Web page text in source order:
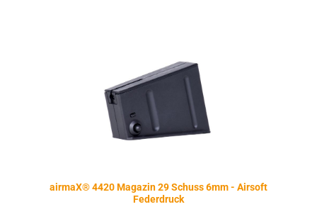
airmaX® 4420 Magazin 29 Schuss 6mm - Airsoft
Federdruck